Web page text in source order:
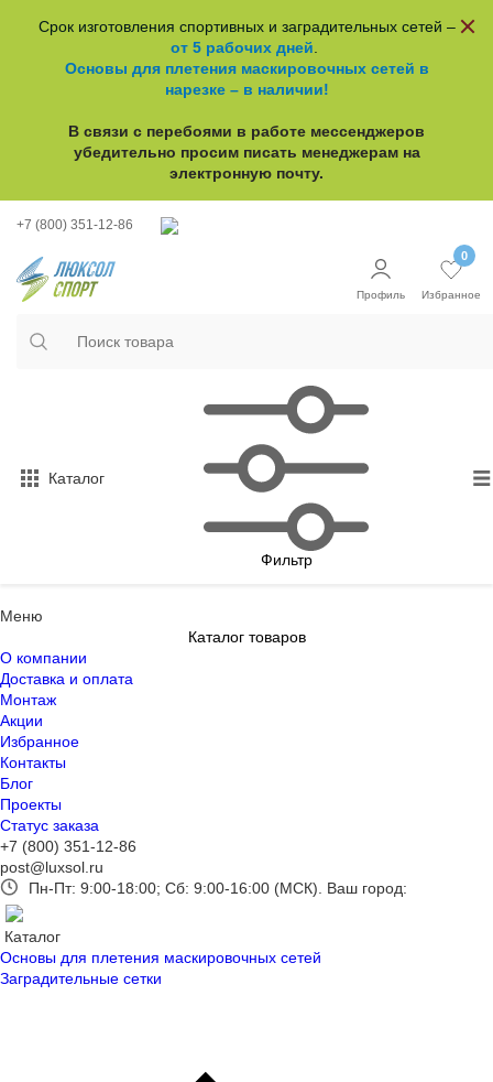
Срок изготовления спортивных и заградительных сетей –
от 5 рабочих дней
Основы для плетения маскировочных сетей в
нарезке – в наличии!
В связи с перебоями в работе мессенджеров
убедительно просим писать менеджерам на
электронную почту.
+7 (800) 351-12-86
Профиль
0
Избранное
Каталог
Фильтр
Меню
Каталог товаров
О компании
Доставка и оплата
Монтаж
Акции
Избранное
Контакты
Блог
Проекты
Статус заказа
+7 (800) 351-12-86
post@luxsol.ru
Пн-Пт: 9:00-18:00; Сб: 9:00-16:00 (МСК). Ваш город:
Каталог
Основы для плетения маскировочных сетей
Заградительные сетки